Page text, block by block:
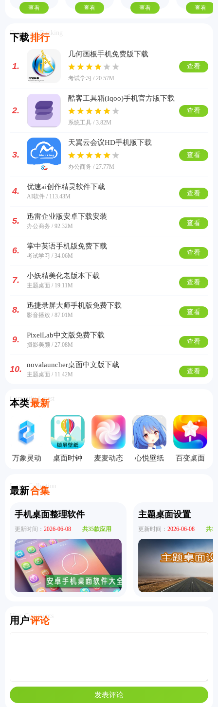
查看 查看
手
查看 查看
下载排行
Download Ranking
1.
几何画板手机免费版下载
考试学习 / 20.57M
查看
2.
酷客工具箱(Iqoo)手机官方版下载
系统工具 / 3.82M
查看
3.
天翼云会议HD手机版下载
办公商务 / 27.77M
查看
4. 优速ai创作精灵软件下载
AI软件 / 113.43M 查看
5. 迅雷企业版安卓下载安装
办公商务 / 92.32M 查看
6. 掌中英语手机版免费下载
考试学习 / 34.06M 查看
7. 小妖精美化老版本下载
主题桌面 / 19.11M 查看
8. 迅捷录屏大师手机版免费下载
影音播放 / 87.01M 查看
9. PixelLab中文版免费下载
摄影美颜 / 27.08M 查看
10. novalauncher桌面中文版下载
主题桌面 / 11.42M 查看
本类最新
Currently Latest
万象灵动
桌面时钟
麦麦动态
心悦壁纸
百变桌面
最新合集
Latest Collection
手机桌面整理软件
更新时间： 2026-06-08 共35款应用
主题桌面设置
更新时间： 2026-06-08 共
用户评论
User Comments